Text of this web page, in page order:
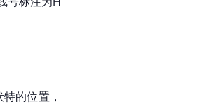
的位置，